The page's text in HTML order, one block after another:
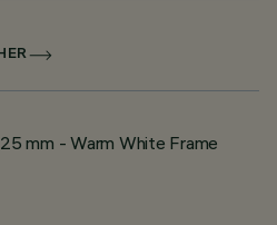
mm - Warm White Frame